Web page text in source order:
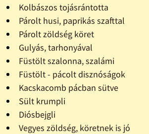
Kolbászos tojásrántotta
Párolt husi, paprikás szafttal
Párolt zöldség köret
Gulyás, tarhonyával
Füstölt szalonna, szalámi
Füstölt - pácolt disznóságok
Kacskacomb pácban sütve
Sült krumpli
Diósbejgli
Vegyes zöldség, köretnek is jó